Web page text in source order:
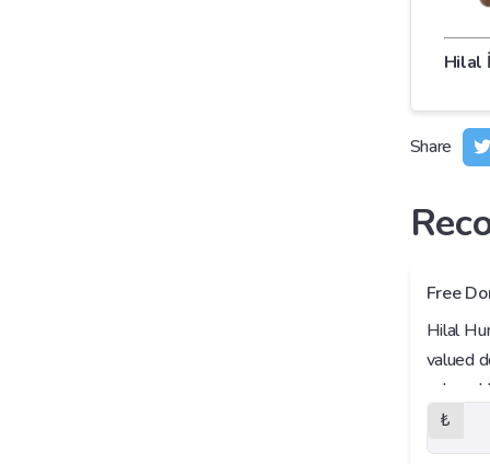
Hilal
Share
Free
Hilal
valued
These
₺